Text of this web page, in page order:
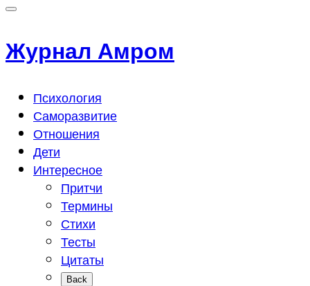
Журнал Амром
Психология
Саморазвитие
Отношения
Дети
Интересное
Притчи
Термины
Стихи
Тесты
Цитаты
Back